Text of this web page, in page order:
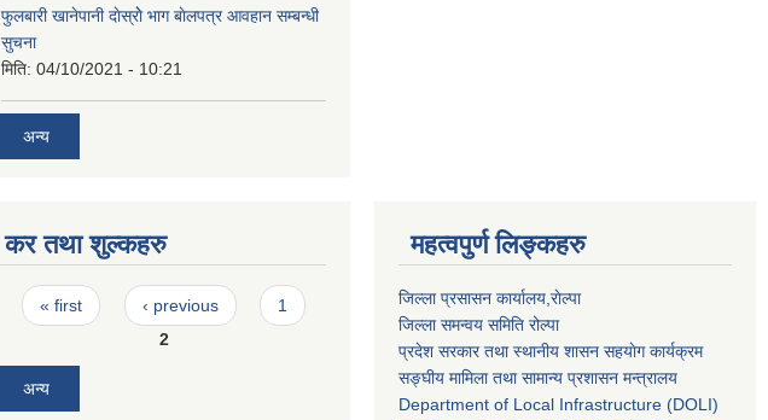
फुलबारी खानेपानी दाेस्राेे भाग बाेलपत्र आवहान सम्बन्धी
सुचना
मिति: 04/10/2021 - 10:21
अन्य
कर तथा शुल्कहरु
Pages
« first ‹ previous
1
2
अन्य
महत्वपुर्ण लिङ्कहरु
जिल्ला प्रसासन कार्यालय,राेल्पा
जिल्ला समन्वय समिति रोल्पा
प्रदेश सरकार तथा स्थानीय शासन सहयाेग कार्यक्रम
सङ्‍घीय मामिला तथा सामान्य प्रशासन मन्त्रालय
Department of Local Infrastructure (DOLI)